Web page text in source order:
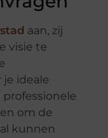
aan, zij
visie te
ideale
om de
kunnen